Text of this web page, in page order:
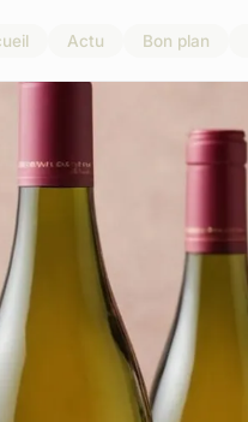
Actu Bon plan